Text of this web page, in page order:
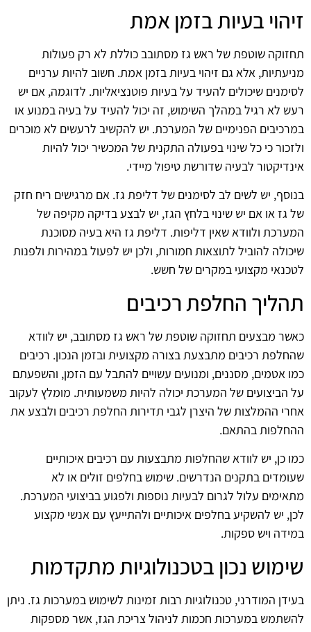
זיהוי בעיות בזמן אמת
תחזוקה שוטפת של ראש גז מסתובב כוללת לא רק פעולות
מניעתיות, אלא גם זיהוי בעיות בזמן אמת. חשוב להיות ערניים
לסימנים שיכולים להעיד על בעיות פוטנציאליות. לדוגמה, אם יש
רעש לא רגיל במהלך השימוש, זה יכול להעיד על בעיה במנוע או
במרכיבים הפנימיים של המערכת. יש להקשיב לרעשים לא מוכרים
ולזכור כי כל שינוי בפעולה התקנית של המכשיר יכול להיות
אינדיקטור לבעיה שדורשת טיפול מיידי.
בנוסף, יש לשים לב לסימנים של דליפת גז. אם מרגישים ריח חזק
של גז או אם יש שינוי בלחץ הגז, יש לבצע בדיקה מקיפה של
המערכת ולוודא שאין דליפות. דליפת גז היא בעיה מסוכנת
שיכולה להוביל לתוצאות חמורות, ולכן יש לפעול במהירות ולפנות
לטכנאי מקצועי במקרים של חשש.
תהליך החלפת רכיבים
כאשר מבצעים תחזוקה שוטפת של ראש גז מסתובב, יש לוודא
שהחלפת רכיבים מתבצעת בצורה מקצועית ובזמן הנכון. רכיבים
כמו אטמים, מסננים, ומנועים עשויים להתבל עם הזמן, והשפעתם
על הביצועים של המערכת יכולה להיות משמעותית. מומלץ לעקוב
אחרי ההמלצות של היצרן לגבי תדירות החלפת רכיבים ולבצע את
ההחלפות בהתאם.
כמו כן, יש לוודא שהחלפות מתבצעות עם רכיבים איכותיים
שעומדים בתקנים הנדרשים. שימוש בחלפים זולים או לא
מתאימים עלול לגרום לבעיות נוספות ולפגוע בביצועי המערכת.
לכן, יש להשקיע בחלפים איכותיים ולהתייעץ עם אנשי מקצוע
במידה ויש ספקות.
שימוש נכון בטכנולוגיות מתקדמות
בעידן המודרני, טכנולוגיות רבות זמינות לשימוש במערכות גז. ניתן
להשתמש במערכות חכמות לניהול צריכת הגז, אשר מספקות